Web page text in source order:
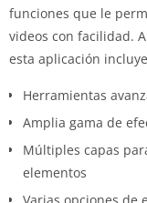
funciones que le
videos con facilidad.
esta aplicación
Herramientas
Amplia gama de
Múltiples capas
elementos
Varias opciones de